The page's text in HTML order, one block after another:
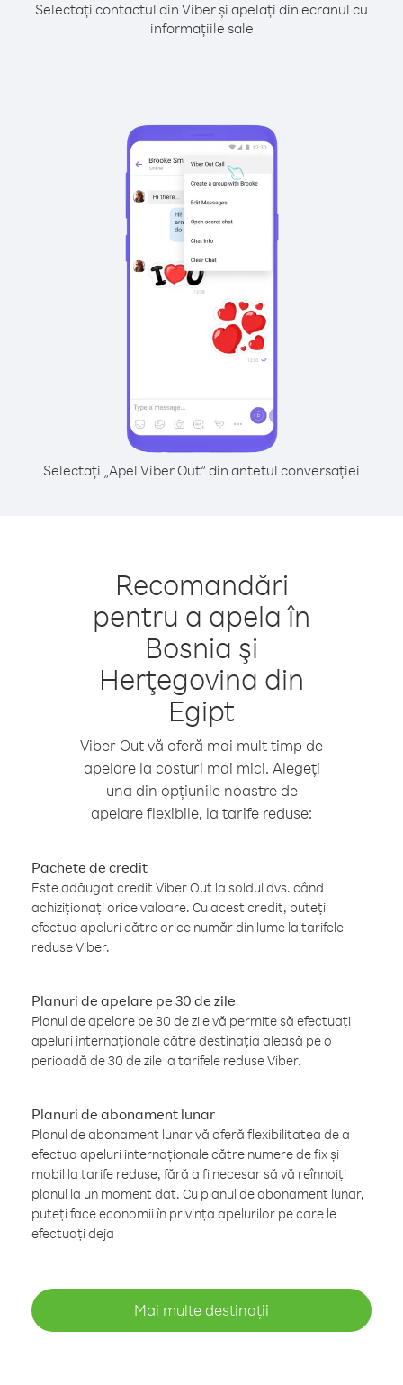
Selectați contactul din Viber și apelați din ecranul cu
informațiile sale
Selectați „Apel Viber Out” din antetul conversației
Recomandări
pentru a apela în
Bosnia şi
Herţegovina din
Egipt
Viber Out vă oferă mai mult timp de
apelare la costuri mai mici. Alegeți
una din opțiunile noastre de
apelare flexibile, la tarife reduse:
Pachete de credit
Este adăugat credit Viber Out la soldul dvs. când
achiziționați orice valoare. Cu acest credit, puteți
efectua apeluri către orice număr din lume la tarifele
reduse Viber.
Planuri de apelare pe 30 de zile
Planul de apelare pe 30 de zile vă permite să efectuați
apeluri internaționale către destinația aleasă pe o
perioadă de 30 de zile la tarifele reduse Viber.
Planuri de abonament lunar
Planul de abonament lunar vă oferă flexibilitatea de a
efectua apeluri internaționale către numere de fix și
mobil la tarife reduse, fără a fi necesar să vă reînnoiți
planul la un moment dat. Cu planul de abonament lunar,
puteți face economii în privința apelurilor pe care le
efectuați deja
Mai multe destinații